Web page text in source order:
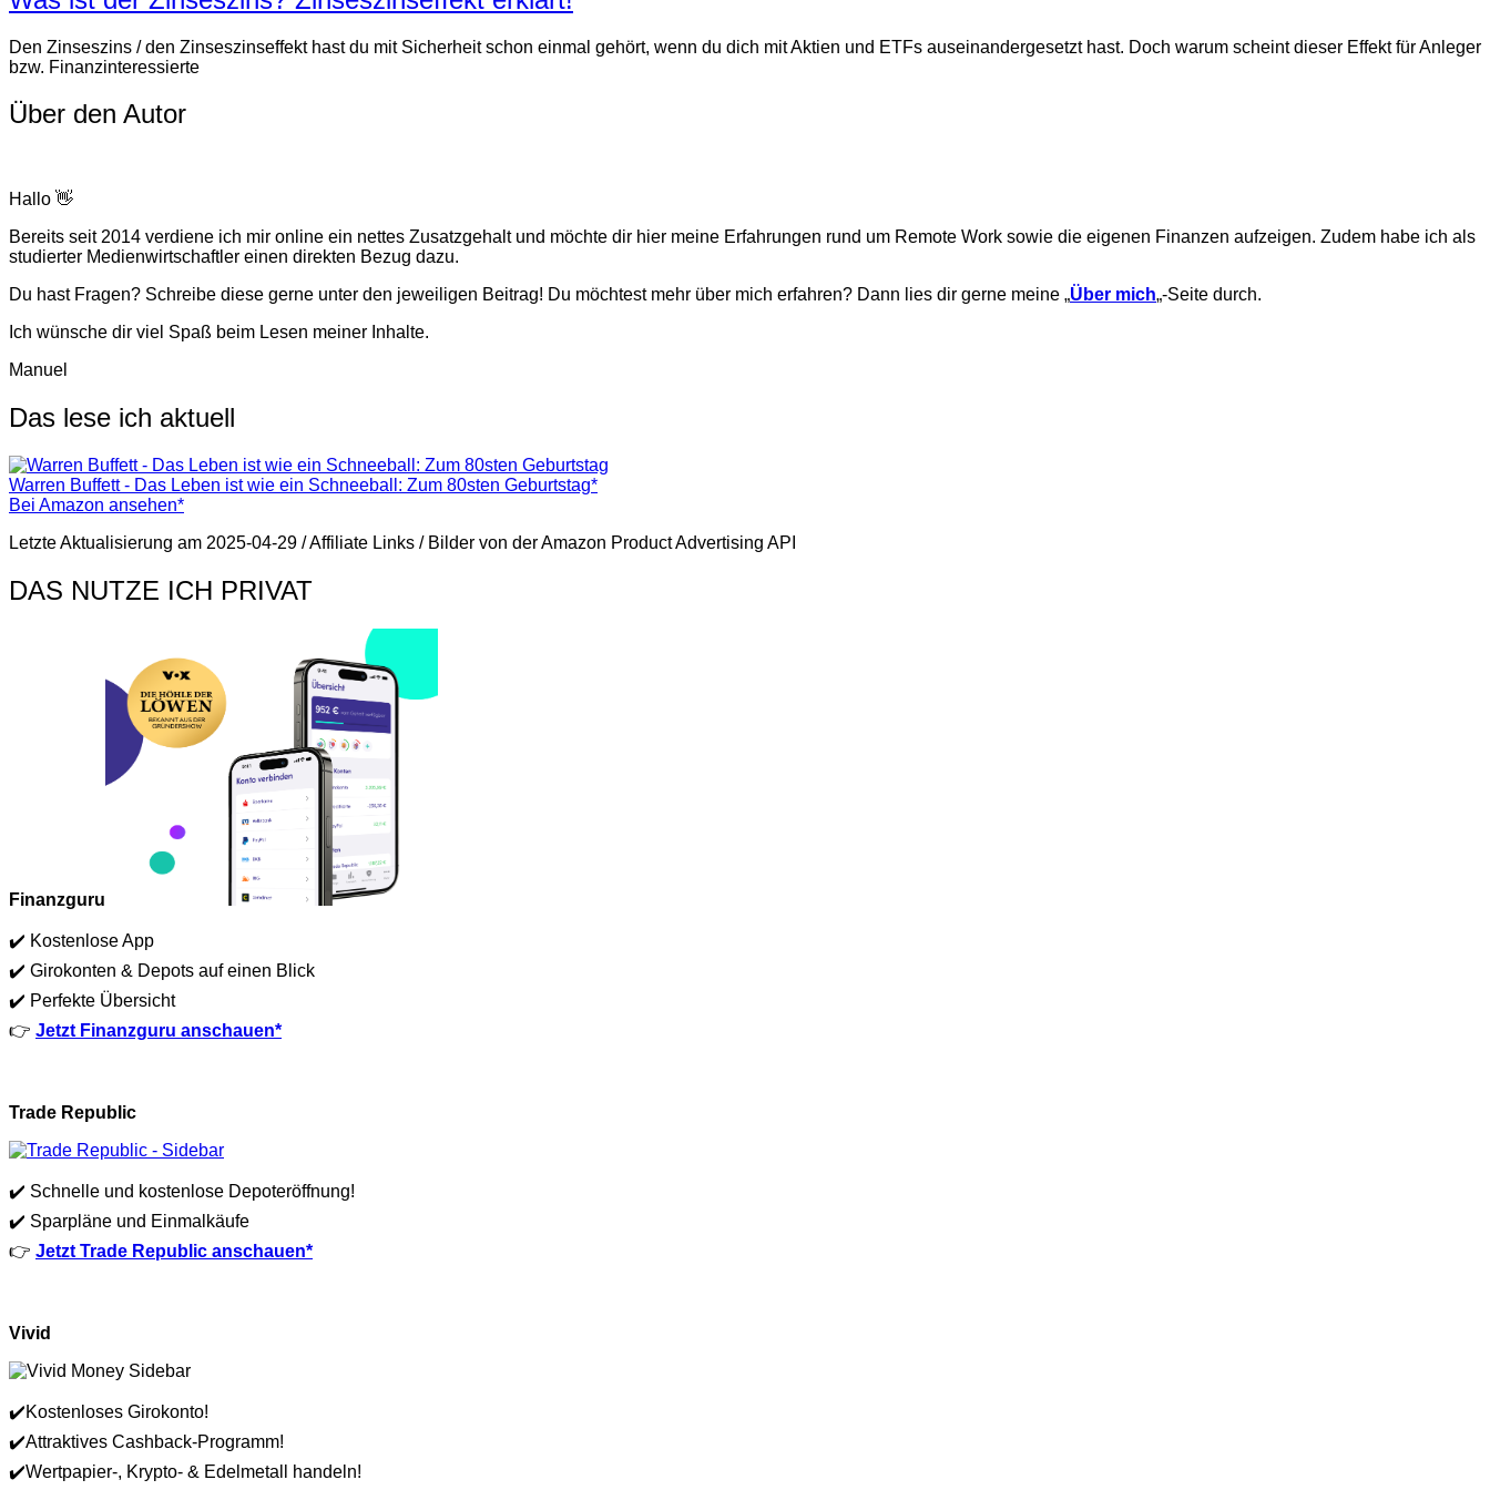
Den Zinseszins / den Zinseszinseffekt hast du mit Sicherheit schon einmal gehört, wenn du dich mit Aktien und ETFs auseinandergesetzt hast. Doch warum scheint dieser Effekt für Anleger
bzw. Finanzinteressierte
Über den Autor
Hallo 👋
Bereits seit 2014 verdiene ich mir online ein nettes Zusatzgehalt und möchte dir hier meine Erfahrungen rund um Remote Work sowie die eigenen Finanzen aufzeigen. Zudem habe ich als
studierter Medienwirtschaftler einen direkten Bezug dazu.
Du hast Fragen? Schreibe diese gerne unter den jeweiligen Beitrag! Du möchtest mehr über mich erfahren? Dann lies dir gerne meine „Über mich„-Seite durch.
Ich wünsche dir viel Spaß beim Lesen meiner Inhalte.
Manuel
Das lese ich aktuell
Warren Buffett - Das Leben ist wie ein Schneeball: Zum 80sten Geburtstag*
Bei Amazon ansehen*
Letzte Aktualisierung am 2025-04-29 / Affiliate Links / Bilder von der Amazon Product Advertising API
DAS NUTZE ICH PRIVAT
Finanzguru
✔️ Kostenlose App
✔️ Girokonten & Depots auf einen Blick
✔️ Perfekte Übersicht
👉 Jetzt Finanzguru anschauen*
Trade Republic
✔️ Schnelle und kostenlose Depoteröffnung!
✔️ Sparpläne und Einmalkäufe
👉 Jetzt Trade Republic anschauen*
Vivid
✔️Kostenloses Girokonto!
✔️Attraktives Cashback-Programm!
✔️Wertpapier-, Krypto- & Edelmetall handeln!